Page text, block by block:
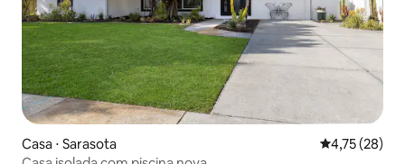
Casa ⋅ Sarasota 4,75 de uma
4,75 (28)